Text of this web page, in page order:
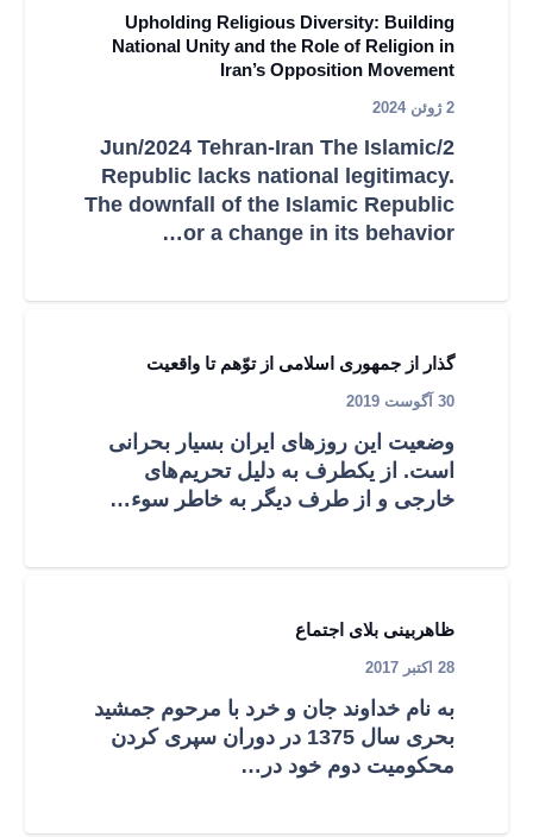
Upholding Religious Diversity: Building
National Unity and the Role of Religion in
Iran’s Opposition Movement
2 ژوئن 2024
2/Jun/2024 Tehran-Iran The Islamic
Republic lacks national legitimacy.
The downfall of the Islamic Republic
or a change in its behavior…
گذار از جمهوری اسلامی از توّهم تا واقعيت
30 آگوست 2019
وضعیت این روزهای ایران بسیار بحرانی
است. از یکطرف به دلیل تحریم‌های
خارجی و از طرف دیگر به خاطر سوء…
ظاهربینی بلای اجتماع
28 اکتبر 2017
به نام خداوند جان و خرد با مرحوم جمشيد
بحری سال 1375 در دوران سپری كردن
محكوميت دوم خود در…